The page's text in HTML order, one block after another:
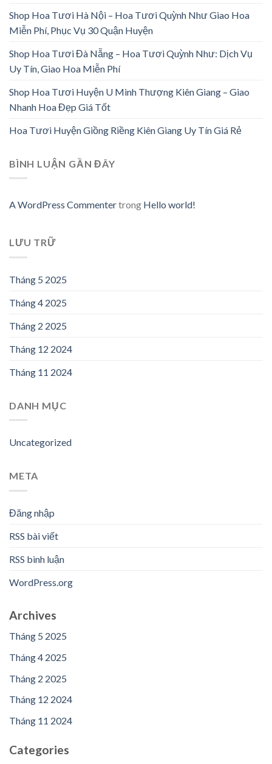
Shop Hoa Tươi Hà Nội – Hoa Tươi Quỳnh Như Giao Hoa
Miễn Phí, Phục Vụ 30 Quận Huyện
Shop Hoa Tươi Đà Nẵng – Hoa Tươi Quỳnh Như: Dịch Vụ
Uy Tín, Giao Hoa Miễn Phí
Shop Hoa Tươi Huyện U Minh Thượng Kiên Giang – Giao
Nhanh Hoa Đẹp Giá Tốt
Hoa Tươi Huyện Giồng Riềng Kiên Giang Uy Tín Giá Rẻ
BÌNH LUẬN GẦN ĐÂY
A WordPress Commentertrong Hello world!
LƯU TRỮ
Tháng 5 2025
Tháng 4 2025
Tháng 2 2025
Tháng 12 2024
Tháng 11 2024
DANH MỤC
Uncategorized
META
Đăng nhập
RSS bài viết
RSS bình luận
WordPress.org
Archives
Tháng 5 2025
Tháng 4 2025
Tháng 2 2025
Tháng 12 2024
Tháng 11 2024
Categories